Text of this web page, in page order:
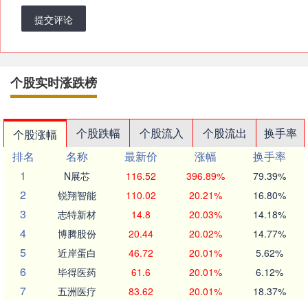
提交评论
个股实时涨跌榜
个股涨幅 个股跌幅 个股流入 个股流出
换手率
排名
名称 最新价 涨幅
换手率
1
N展芯 116.52 396.89% 79.39%
2 锐翔智能 110.02 20.21% 16.80%
3 志特新材 14.8 20.03% 14.18%
4 博腾股份 20.44 20.02% 14.77%
5 近岸蛋白 46.72 20.01% 5.62%
6 毕得医药 61.6 20.01% 6.12%
7 五洲医疗 83.62 20.01% 18.37%